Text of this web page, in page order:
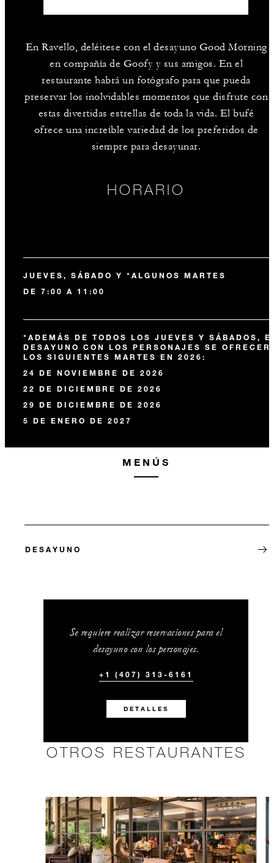
En Ravello, deléitese con el desayuno Good Morning
en compañía de Goofy y sus amigos. En el
restaurante habrá un fotógrafo para que pueda
preservar los inolvidables momentos que disfrute con
estas divertidas estrellas de toda la vida. El bufé
ofrece una increíble variedad de los preferidos de
siempre para desayunar.
HORARIO
JUEVES, SÁBADO Y *ALGUNOS MARTES
DE 7:00 A 11:00
*ADEMÁS DE TODOS LOS JUEVES Y SÁBADOS,
DESAYUNO CON LOS PERSONAJES SE
LOS SIGUIENTES MARTES EN 2026:
24 DE NOVIEMBRE DE 2026
22 DE DICIEMBRE DE 2026
29 DE DICIEMBRE DE 2026
5 DE ENERO DE 2027
MENÚS
DESAYUNO
Se requiere realizar reservaciones para el
desayuno con los personajes.
+1 (407) 313-6161
DETALLES
OTROS RESTAURANTES